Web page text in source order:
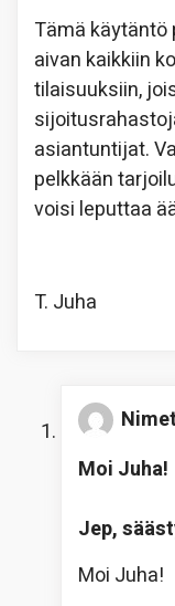
Tämä
aivan kaikkiin
tilaisuuksiin,
asiantuntijat.
pelkkään
voisi leputtaa
T. Juha
Moi Juha!
Jep,
Moi Juha!